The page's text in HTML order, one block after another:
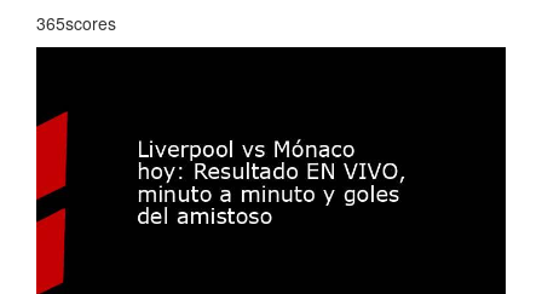
365scores